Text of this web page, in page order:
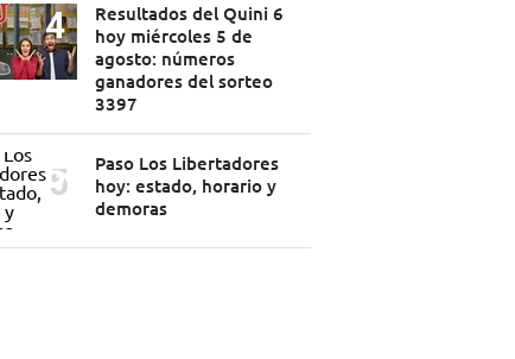
Resultados del Quini 6
hoy miércoles 5 de
agosto: números
ganadores del sorteo
3397
Paso Los Libertadores
hoy: estado, horario y
demoras